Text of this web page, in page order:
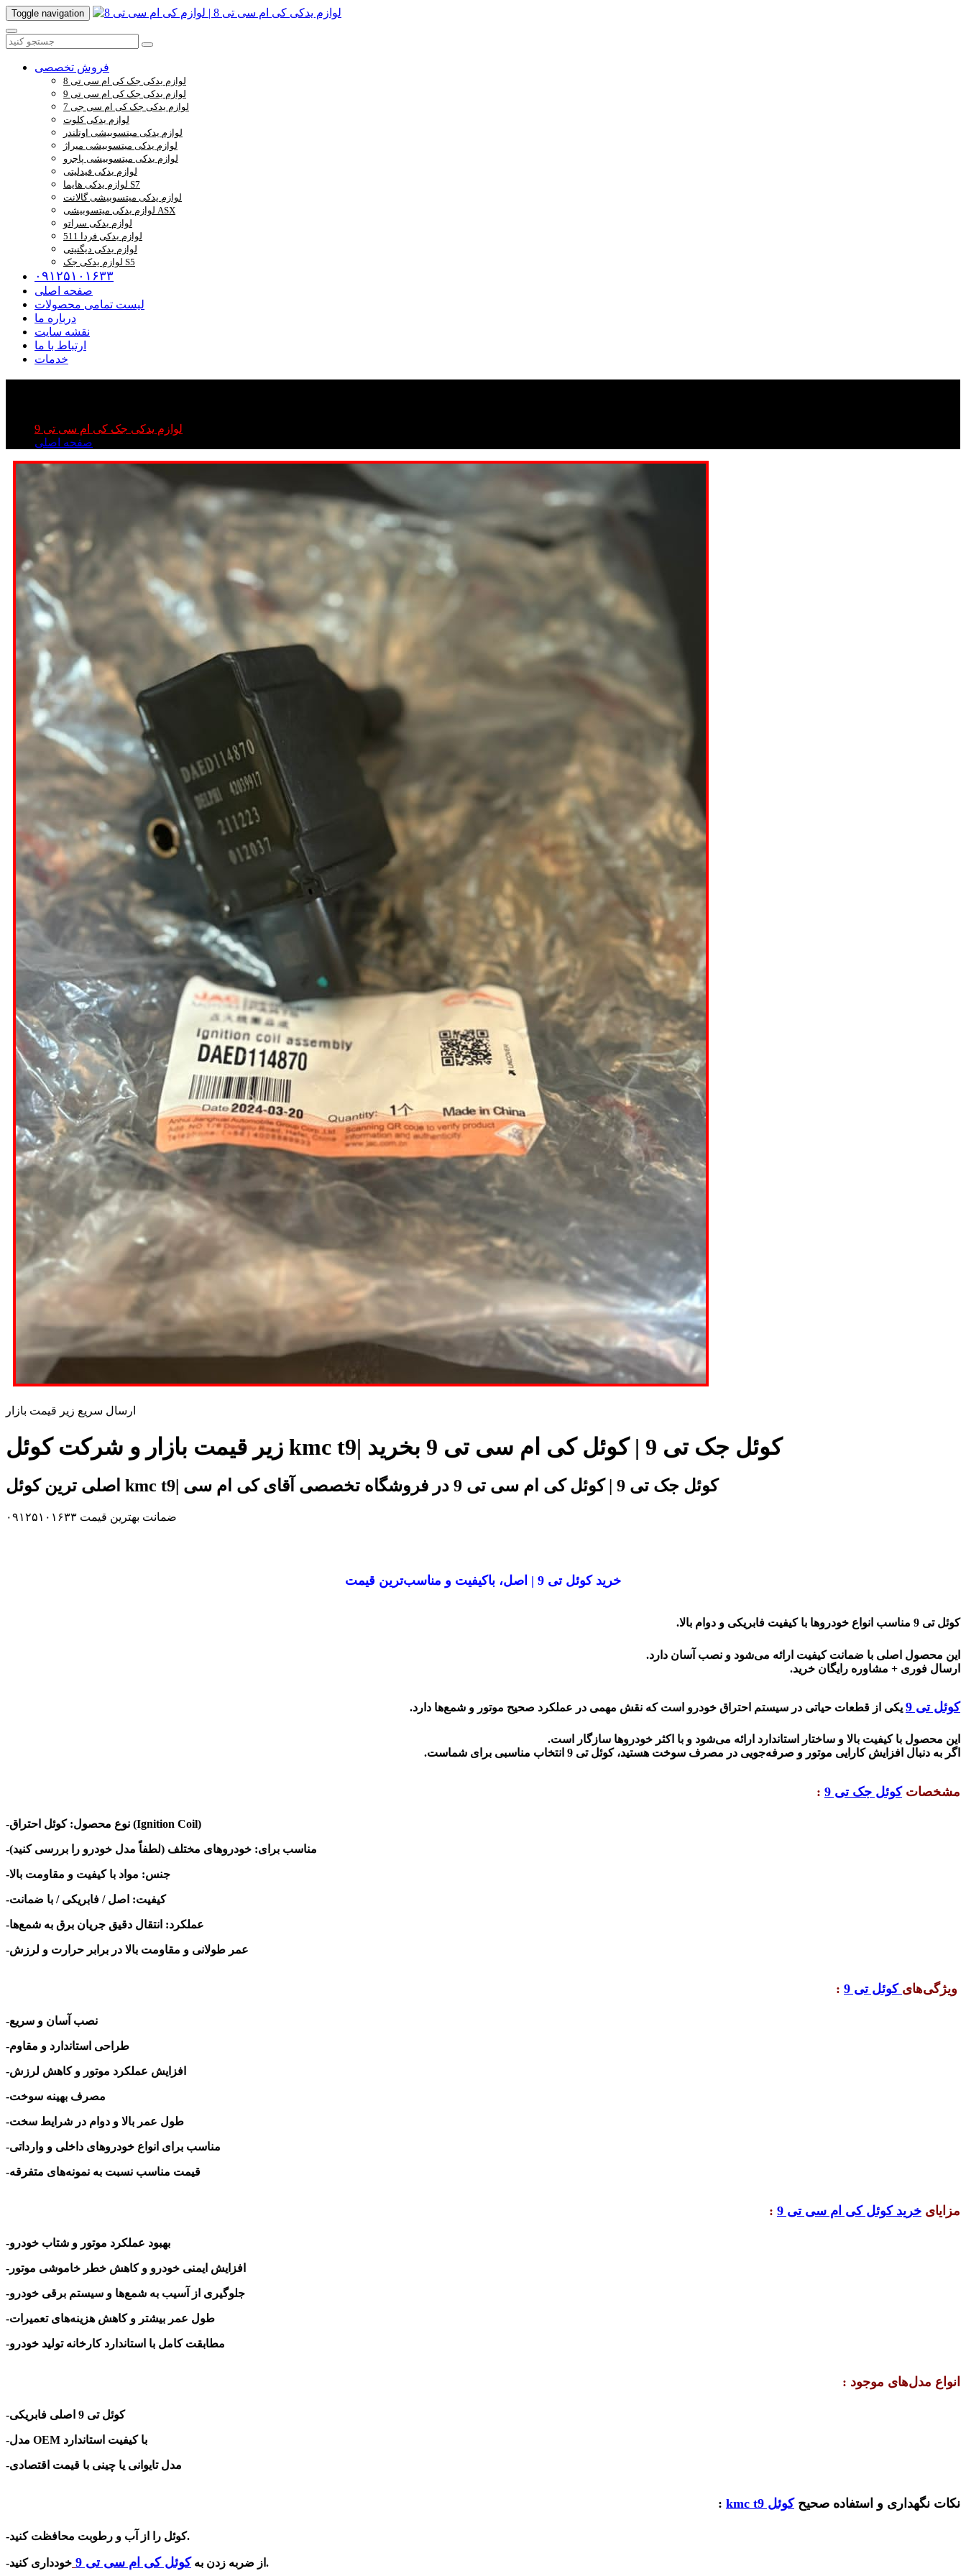
Toggle navigation
فروش تخصصی
لوازم یدکی جک کی ام سی تی 8
لوازم یدکی جک کی ام سی تی 9
لوازم یدکی جک کی ام سی جی 7
لوازم یدکی کلوت
لوازم یدکی میتسوبیشی اوتلندر
لوازم یدکی میتسوبیشی میراژ
لوازم یدکی میتسوبیشی پاجرو
لوازم یدکی فیدلیتی
لوازم یدکی هایما S7
لوازم یدکی میتسوبیشی گالانت
لوازم یدکی میتسوبیشی ASX
لوازم یدکی سراتو
لوازم یدکی فردا 511
لوازم یدکی دیگنیتی
لوازم یدکی جک S5
۰۹۱۲۵۱۰۱۶۳۳
صفحه اصلی
لیست تمامی محصولات
درباره ما
نقشه سایت
ارتباط با ما
خدمات
لوازم یدکی جک کی ام سی تی 9
صفحه اصلی
ارسال سریع زیر قیمت بازار
زیر قیمت بازار و شرکت کوئل kmc t9| کوئل جک تی 9 | کوئل کی ام سی تی 9 بخرید
اصلی ترین کوئل kmc t9| کوئل جک تی 9 | کوئل کی ام سی تی 9 در فروشگاه تخصصی آقای کی ام سی
ضمانت بهترین قیمت ۰۹۱۲۵۱۰۱۶۳۳
خرید کوئل تی 9 | اصل، باکیفیت و مناسب‌ترین قیمت
کوئل تی 9 مناسب انواع خودروها با کیفیت فابریکی و دوام بالا .
این محصول اصلی با ضمانت کیفیت ارائه می‌شود و نصب آسان دارد.
ارسال فوری + مشاوره رایگان خرید.
کوئل تی 9 یکی از قطعات حیاتی در سیستم احتراق خودرو است که نقش مهمی در عملکرد صحیح موتور و شمع‌ها دارد.
این محصول با کیفیت بالا و ساختار استاندارد ارائه می‌شود و با اکثر خودروها سازگار است.
اگر به دنبال افزایش کارایی موتور و صرفه‌جویی در مصرف سوخت هستید، کوئل تی 9 انتخاب مناسبی برای شماست
.
مشخصاتکوئل جک تی 9 :
-نوع محصول: کوئل احتراق (Ignition Coil)
-مناسب برای: خودروهای مختلف (لطفاً مدل خودرو را بررسی کنید)
-جنس: مواد با کیفیت و مقاومت بالا
-کیفیت: اصل / فابریکی / با ضمانت
-عملکرد: انتقال دقیق جریان برق به شمع‌ها
-عمر طولانی و مقاومت بالا در برابر حرارت و لرزش
ویژگی‌های کوئل تی 9 :
-نصب آسان و سریع
-طراحی استاندارد و مقاوم
-افزایش عملکرد موتور و کاهش لرزش
-مصرف بهینه سوخت
-طول عمر بالا و دوام در شرایط سخت
-مناسب برای انواع خودروهای داخلی و وارداتی
-قیمت مناسب نسبت به نمونه‌های متفرقه
مزایای خرید کوئل کی ام سی تی 9 :
-بهبود عملکرد موتور و شتاب خودرو
-افزایش ایمنی خودرو و کاهش خطر خاموشی موتور
-جلوگیری از آسیب به شمع‌ها و سیستم برقی خودرو
-طول عمر بیشتر و کاهش هزینه‌های تعمیرات
-مطابقت کامل با استاندارد کارخانه تولید خودرو
انواع مدل‌های موجود :
-کوئل تی 9 اصلی فابریکی
-مدل OEM با کیفیت استاندارد
-مدل تایوانی یا چینی با قیمت اقتصادی
نکات نگهداری و استفاده صحیحکوئل kmc t9 :
-کوئل را از آب و رطوبت محافظت کنید.
-از ضربه زدن به کوئل کی ام سی تی 9 خودداری کنید.